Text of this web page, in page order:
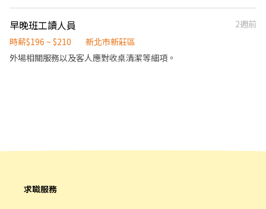
早晚班工讀人員
2週前
時薪$196 ~ $210
新北市新莊區
外場相關服務以及客人應對收桌清潔等細項。
求職服務